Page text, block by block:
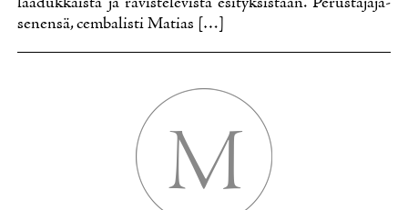
se­nen­sä, cem­ba­lis­ti Ma­tias […]
M